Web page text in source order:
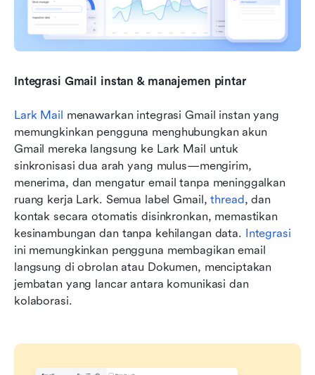
Integrasi Gmail instan & manajemen pintar
Lark Mail menawarkan integrasi Gmail instan yang
memungkinkan pengguna menghubungkan akun
Gmail mereka langsung ke Lark Mail untuk
sinkronisasi dua arah yang mulus—mengirim,
menerima, dan mengatur email tanpa meninggalkan
ruang kerja Lark. Semua label Gmail, thread, dan
kontak secara otomatis disinkronkan, memastikan
kesinambungan dan tanpa kehilangan data.
Integrasi
ini memungkinkan pengguna membagikan email
langsung di obrolan atau Dokumen, menciptakan
jembatan yang lancar antara komunikasi dan
kolaborasi.